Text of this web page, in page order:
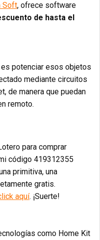
Soft, ofrece software
de hasta el
es potenciar esos objetos
mediante circuitos
de manera que puedan
remoto.
para comprar
código 419312355
primitiva, una
gratis.
aquí. ¡Suerte!
como Home Kit